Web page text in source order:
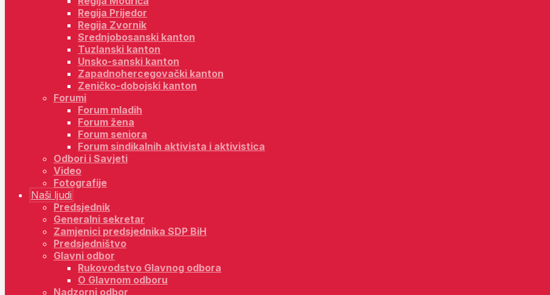
Regija Prijedor
Regija Zvornik
Srednjobosanski kanton
Tuzlanski kanton
Unsko-sanski kanton
Zapadnohercegovački kanton
Zeničko-dobojski kanton
Forumi
Forum mladih
Forum žena
Forum seniora
Forum sindikalnih aktivista i aktivistica
Odbori i Savjeti
Video
Fotografije
Naši ljudi
Predsjednik
Generalni sekretar
Zamjenici predsjednika SDP BiH
Predsjedništvo
Glavni odbor
Rukovodstvo Glavnog odbora
O Glavnom odboru
Nadzorni odbor